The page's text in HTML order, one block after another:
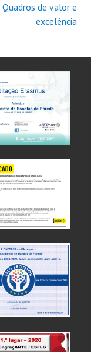
Quadros de valor e
excelência